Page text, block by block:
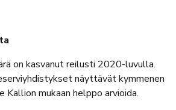
on kasvanut reilusti 2020-luvulla.
näyttävät kymmenen
Kallion mukaan helppo arvioida.